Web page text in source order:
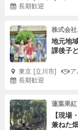
長期歓迎
株式会
地元地
課後子
東京 [立川市] ア
長期歓迎
蓮葉果紅
【現場
兼ねた